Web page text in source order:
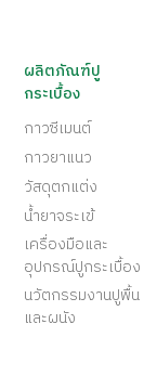
ผลิตภัณฑ์ปู
กระเบื้อง
กาวซีเมนต์
กาวยาแนว
วัสดุตกแต่ง
น้ำยาจระเข้
เครื่องมือและ
อุปกรณ์ปูกระเบื้อง
นวัตกรรมงานปูพื้น
และผนัง